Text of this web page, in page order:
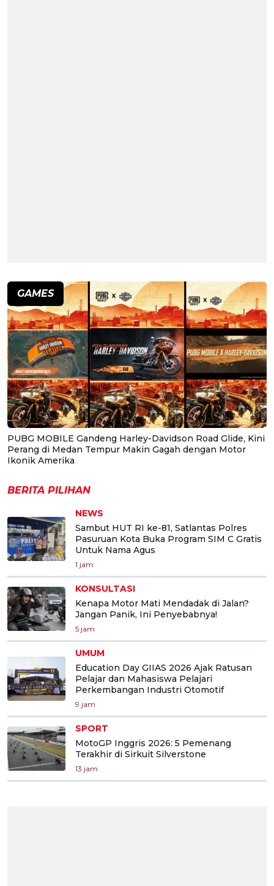
GAMES
PUBG MOBILE Gandeng Harley-Davidson Road Glide, Kini
Perang di Medan Tempur Makin Gagah dengan Motor
Ikonik Amerika
BERITA PILIHAN
NEWS
Sambut HUT RI ke-81, Satlantas Polres
Pasuruan Kota Buka Program SIM C Gratis
Untuk Nama Agus
1 jam
KONSULTASI
Kenapa Motor Mati Mendadak di Jalan?
Jangan Panik, Ini Penyebabnya!
5 jam
UMUM
Education Day GIIAS 2026 Ajak Ratusan
Pelajar dan Mahasiswa Pelajari
Perkembangan Industri Otomotif
9 jam
SPORT
MotoGP Inggris 2026: 5 Pemenang
Terakhir di Sirkuit Silverstone
13 jam